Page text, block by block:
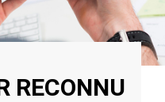
RECONNU